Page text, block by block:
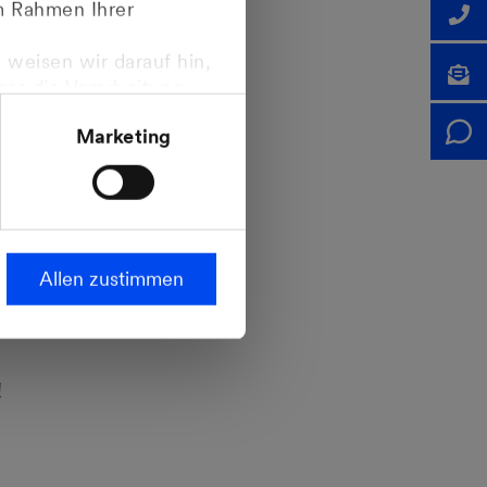
Rahmen Ihrer
weisen wir darauf hin,
Marketing
Allen zustimmen
Unser
Themen: